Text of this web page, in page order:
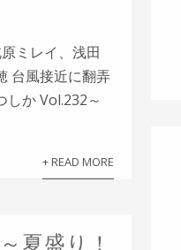
ミレイ、浅田
台風接近に翻弄
しか Vol.232～
+ READ MORE
夏盛り！